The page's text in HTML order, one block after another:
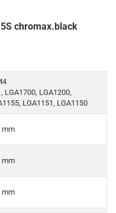
chromax.black
LGA1700, LGA1200,
LGA1151, LGA1150
mm
mm
mm